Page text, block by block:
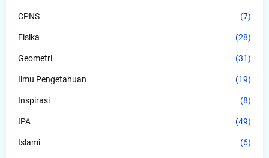
CPNS (7)
Fisika (28)
Geometri (31)
Ilmu Pengetahuan (19)
Inspirasi (8)
IPA (49)
Islami (6)